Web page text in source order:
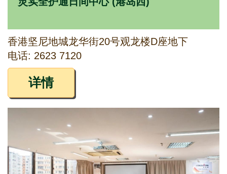
香港坚尼地城龙华街20号观龙楼D座地下
电话: 2623 7120
详情